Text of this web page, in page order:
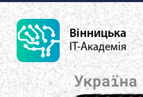
Вінницька
IT-Академія